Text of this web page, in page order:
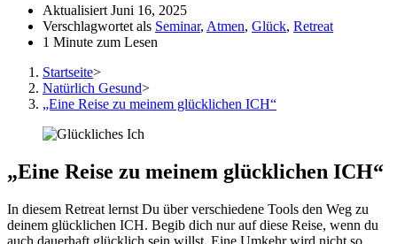
Aktualisiert Juni 16, 2025
Verschlagwortet als Seminar, Atmen, Glück, Retreat
1 Minute zum Lesen
Startseite>
Natürlich Gesund>
„Eine Reise zu meinem glücklichen ICH“
„Eine Reise zu meinem glücklichen ICH“
In diesem Retreat lernst Du über verschiedene Tools den Weg zu
deinem glücklichen ICH. Begib dich nur auf diese Reise, wenn du
auch dauerhaft glücklich sein willst. Eine Umkehr wird nicht so